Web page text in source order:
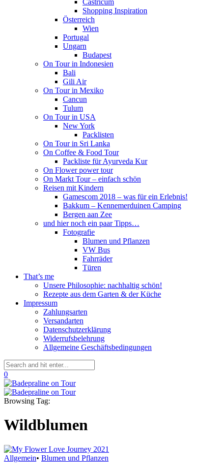
Castricum
Shopping Inspiration
Österreich
Wien
Portugal
Ungarn
Budapest
On Tour in Indonesien
Bali
Gili Air
On Tour in Mexiko
Cancun
Tulum
On Tour in USA
New York
Packlisten
On Tour in Sri Lanka
On Coffee & Food Tour
Packliste für Ayurveda Kur
On Flower power tour
On Markt Tour – einfach schön
Reisen mit Kindern
Gamescom 2018 – was für ein Erlebnis!
Bakkum – Kennemerduinen Camping
Bergen aan Zee
und hier noch ein paar Tipps…
Fotografie
Blumen und Pflanzen
VW Bus
Fahrräder
Türen
That’s me
Unsere Philosophie: nachhaltig schön!
Rezepte aus dem Garten & der Küche
Impressum
Zahlungsarten
Versandarten
Datenschutzerklärung
Widerrufsbelehrung
Allgemeine Geschäftsbedingungen
0
Browsing Tag:
Wildblumen
Allgemein• Blumen und Pflanzen